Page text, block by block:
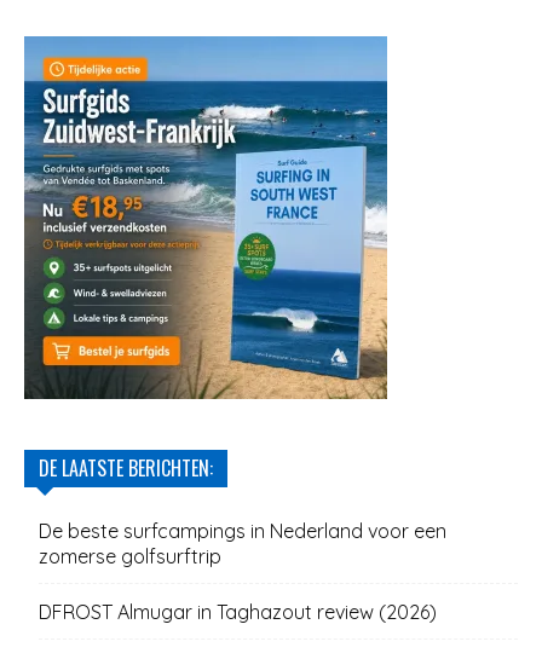
DE LAATSTE BERICHTEN:
De beste surfcampings in Nederland voor een
zomerse golfsurftrip
DFROST Almugar in Taghazout review (2026)